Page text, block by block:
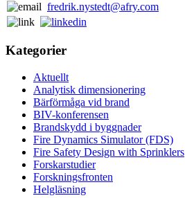
fredrik.nystedt@afry.com
Kategorier
Aktuellt
Analytisk dimensionering
Bärförmåga vid brand
BIV-konferensen
Brandskydd i byggnader
Fire Dynamics Simulator (FDS)
Fire Safety Design with Sprinklers
Forskarstudier
Forskningsfronten
Helgläsning